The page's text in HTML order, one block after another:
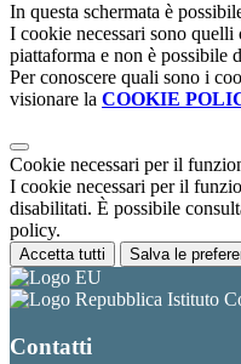
In questa schermata è
I cookie necessari sono
piattaforma e non è possibile
Per conoscere quali sono i
visionare la COOKIE
Cookie necessari per il
I cookie necessari per il
disabilitati. È possibile
policy.
Accetta tutti Salva le
Istituto
Contatti